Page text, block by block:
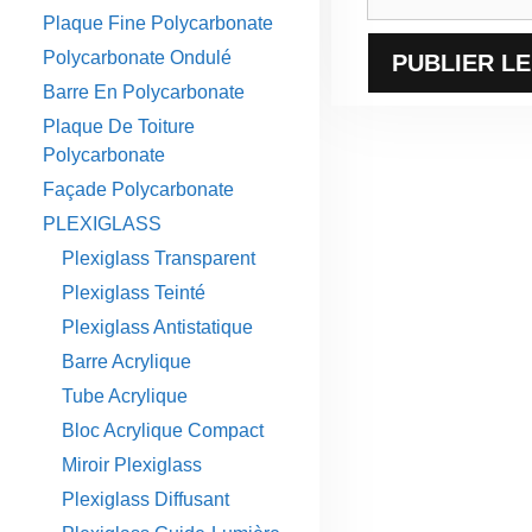
Plaque Fine Polycarbonate
Polycarbonate Ondulé
Barre En Polycarbonate
Plaque De Toiture
Polycarbonate
Façade Polycarbonate
PLEXIGLASS
Plexiglass Transparent
Plexiglass Teinté
Plexiglass Antistatique
Barre Acrylique
Tube Acrylique
Bloc Acrylique Compact
Miroir Plexiglass
Plexiglass Diffusant